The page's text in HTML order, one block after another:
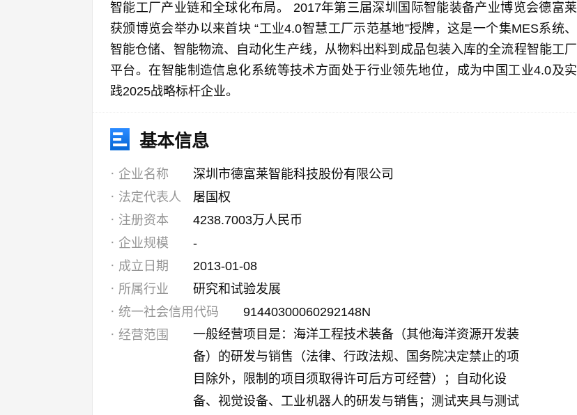
智能工厂产业链和全球化布局。 2017年第三届深圳国际智能装备产业博览会德富莱
获颁博览会举办以来首块 “工业4.0智慧工厂示范基地”授牌，这是一个集MES系统、
智能仓储、智能物流、自动化生产线，从物料出料到成品包装入库的全流程智能工厂
平台。在智能制造信息化系统等技术方面处于行业领先地位，成为中国工业4.0及实
践2025战略标杆企业。
基本信息
企业名称
深圳市德富莱智能科技股份有限公司
法定代表人
屠国权
注册资本
4238.7003万人民币
企业规模
-
成立日期
2013-01-08
所属行业
研究和试验发展
统一社会信用代码
91440300060292148N
经营范围
一般经营项目是：海洋工程技术装备（其他海洋资源开发装
备）的研发与销售（法律、行政法规、国务院决定禁止的项
目除外，限制的项目须取得许可后方可经营）；自动化设
备、视觉设备、工业机器人的研发与销售；测试夹具与测试